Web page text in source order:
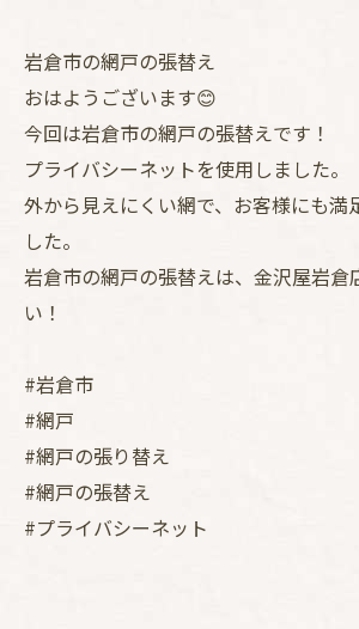
岩倉市の網戸の張替え
おはようございます😊
今回は岩倉市の網戸の張替えです！
プライバシーネットを使用しました。
外から見えにくい網で、お客様にも満
した。
岩倉市の網戸の張替えは、金沢屋岩倉
い！
#岩倉市
#網戸
#網戸の張り替え
#網戸の張替え
#プライバシーネット